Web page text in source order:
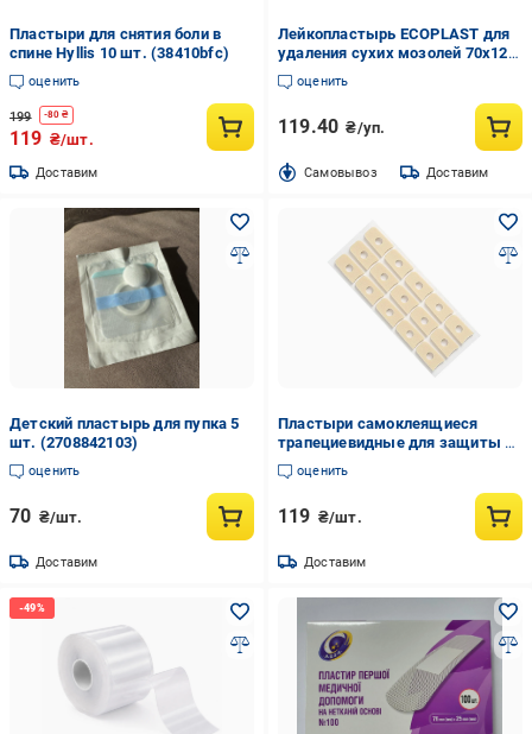
Пластыри для снятия боли в
спине Hyllis 10 шт. (38410bfc)
оценить
199 -80 ₴
119 ₴/шт.
Доставим
Лейкопластырь ECOPLAST для
удаления сухих мозолей 70х12
мм стерильные 6 шт.
оценить
119.40 ₴/уп.
Cамовывоз Доставим
Детский пластырь для пупка 5
шт. (2708842103)
оценить
70 ₴/шт.
Доставим
Пластыри самоклеящиеся
трапециевидные для защиты от
мозолей и натираний (U9165)
оценить
119 ₴/шт.
Доставим